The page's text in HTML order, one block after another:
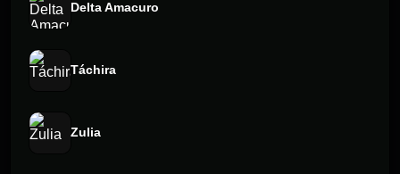
Delta Amacuro
Táchira
Zulia